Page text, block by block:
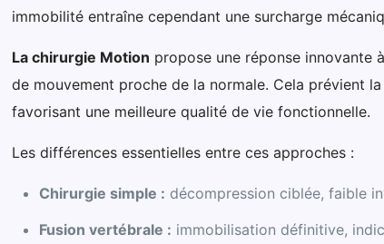
immobilité entraîne cependant une surcharge
La chirurgie Motion propose une réponse innovante
de mouvement proche de la normale. Cela prévient
favorisant une meilleure qualité de vie fonctionnelle.
Les différences essentielles entre ces approches :
Chirurgie simple : décompression ciblée, faible
Fusion vertébrale : immobilisation définitive,